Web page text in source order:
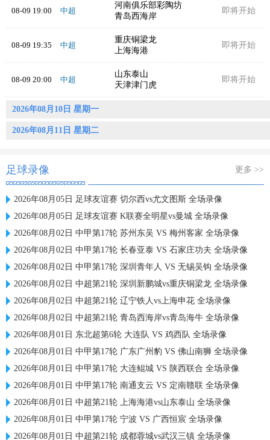
08-09 19:00 中超
河南俱乐部彩陶坊
青岛西海岸
即将开始
08-09 19:35 中超
重庆铜梁龙
上海海港
即将开始
08-09 20:00 中超
山东泰山
天津津门虎
即将开始
2026年08月10日 星期一
2026年08月11日 星期二
足球录像 更多 >>
2026年08月05日 足球友谊赛 切尔西vs尤文图斯 全场录像
2026年08月05日 足球友谊赛 K联赛全明星vs曼城 全场录像
2026年08月02日 中甲第17轮 苏州东吴 VS 梅州客家 全场录像
2026年08月02日 中甲第17轮 长春亚泰 VS 石家庄功夫 全场录像
2026年08月02日 中甲第17轮 深圳青年人 VS 无锡吴钩 全场录像
2026年08月02日 中超第21轮 深圳新鹏城vs重庆铜梁龙 全场录像
2026年08月02日 中超第21轮 辽宁铁人vs上海申花 全场录像
2026年08月02日 中超第21轮 青岛西海岸vs青岛海牛 全场录像
2026年08月01日 东北超第6轮 大连队 VS 鸡西队 全场录像
2026年08月01日 中甲第17轮 广东广州豹 VS 佛山南狮 全场录像
2026年08月01日 中甲第17轮 大连鲲城 VS 陕西联合 全场录像
2026年08月01日 中甲第17轮 南通支云 VS 定南赣联 全场录像
2026年08月01日 中超第21轮 上海海港vs山东泰山 全场录像
2026年08月01日 中甲第17轮 宁波 VS 广西恒宸 全场录像
2026年08月01日 中超第21轮 成都蓉城vs武汉三镇 全场录像